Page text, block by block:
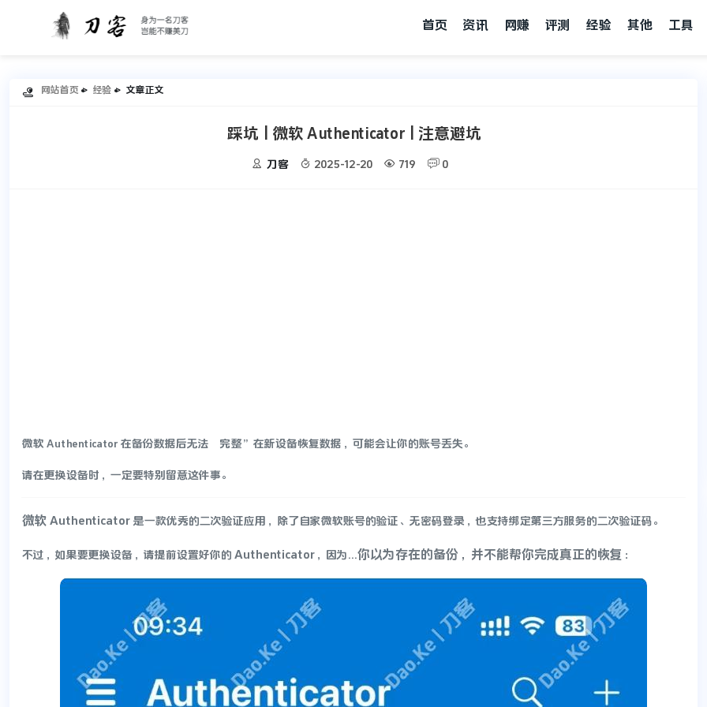
首页 资讯 网赚 评测 经验 其他 工具
 网站首页 经验 文章正文
踩坑 | 微软 Authenticator | 注意避坑
 刀客  2025-12-20  719  0
微软 Authenticator 在备份数据后无法“完整”在新设备恢复数据，可能会让你的账号丢失。
请在更换设备时，一定要特别留意这件事。
微软 Authenticator是一款优秀的二次验证应用，除了自家微软账号的验证、无密码登录，也支持绑定第三方服务的二次验证码。
不过，如果要更换设备，请提前设置好你的 ​ Authenticator​，因为...​你以为存在的备份，并不能帮你完成真正的恢复 ​：